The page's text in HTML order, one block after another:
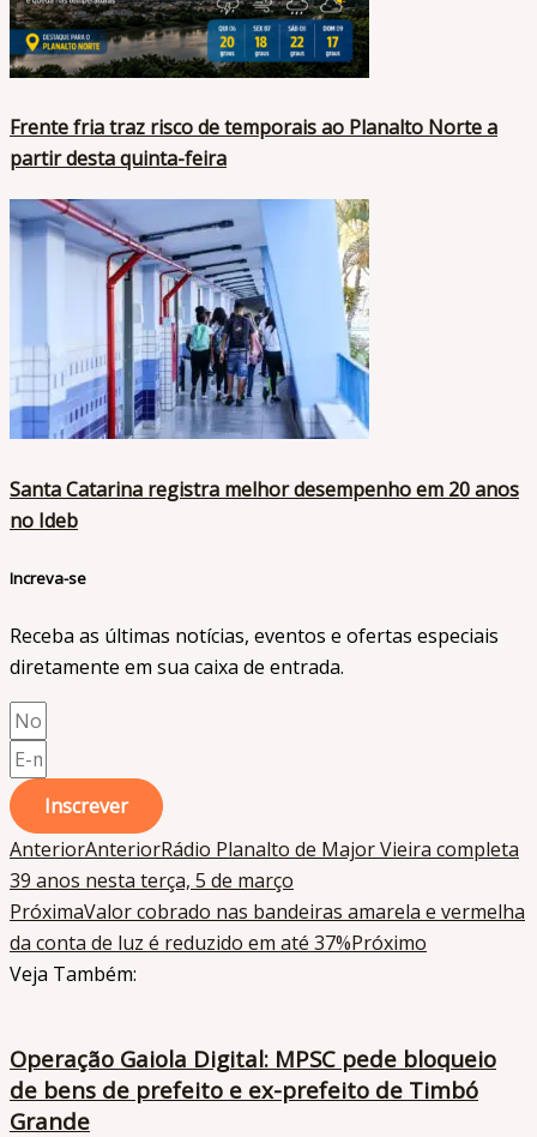
Frente fria traz risco de temporais ao Planalto Norte a
partir desta quinta-feira
Santa Catarina registra melhor desempenho em 20 anos
no Ideb
Increva-se
Receba as últimas notícias, eventos e ofertas especiais
diretamente em sua caixa de entrada.​
Inscrever
AnteriorAnteriorRádio Planalto de Major Vieira completa
39 anos nesta terça, 5 de março
PróximaValor cobrado nas bandeiras amarela e vermelha
da conta de luz é reduzido em até 37%Próximo
Veja Também:
Operação Gaiola Digital: MPSC pede bloqueio
de bens de prefeito e ex-prefeito de Timbó
Grande